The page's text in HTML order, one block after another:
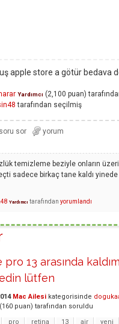
apple store a götür bedava
Yardımcı (2,100 puan)
tarafından seçilmiş
temizleme beziyle onların
sadece birkaç tane kaldı
Yardımcı tarafından yorumlandı
pro 13 arasında
lütfen
Mac Ailesi kategorisinde
(160 puan) tarafından soruldu
pro retina 13 air yeni